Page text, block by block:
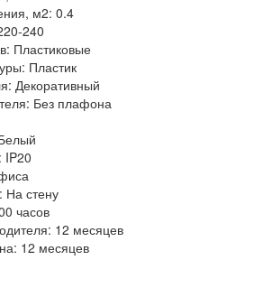
м2: 0.4
240
Пластиковые
Пластик
Декоративный
Без плафона
IP20
На стену
часов
12 месяцев
12 месяцев